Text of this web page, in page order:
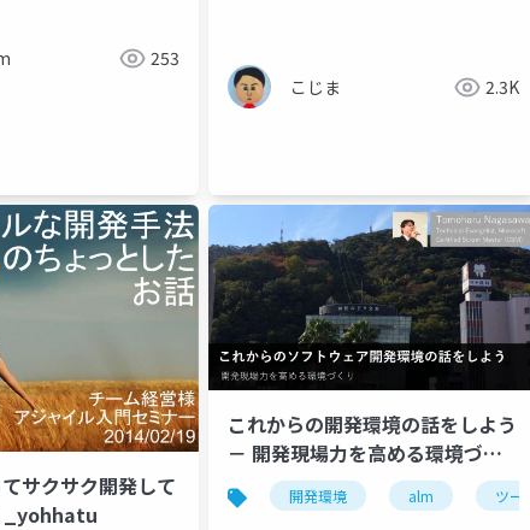
253
こじま 2.3K
サクサク開発して
_yohhatu
これからの開発環境の話をしよう
－ 開発現場力を高める環境づく
り
開発環境 alm ツール